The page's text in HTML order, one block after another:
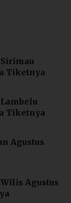
Tiketnya
Tiketnya
Agustus
Agustus